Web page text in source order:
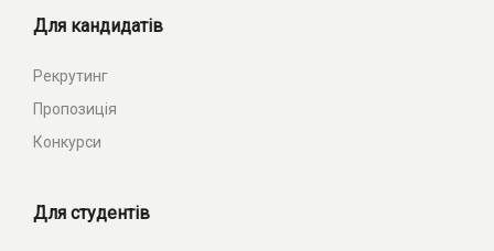
Для кандидатів
Рекрутинг
Пропозиція
Конкурси
Для студентів